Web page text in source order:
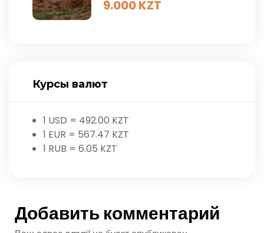
9.000KZT
Курсы валют
1 USD = 492.00 KZT
1 EUR = 567.47 KZT
1 RUB = 6.05 KZT
Добавить комментарий